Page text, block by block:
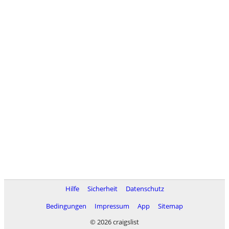
Hilfe Sicherheit
Datenschutz
Bedingungen
Impressum App
Sitemap
© 2026 craigslist